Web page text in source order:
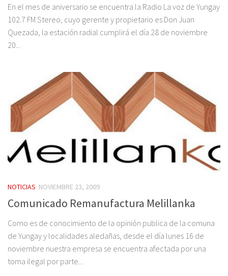
En el mes de aniversario se encuentra la Radio La voz de Yungay
102.7 FM Stereo, cuyo gerente y propietario es Don Juan
Quezada, la estación radial cumplirá el día 28 de noviembre
20...
NOTICIAS NOVIEMBRE 23, 2009
Comunicado Remanufactura Melillanka
Como es de conocimiento de la opinión publica de la comuna
de Yungay y localidades aledañas, desde el día lunes 16 de
noviembre nuestra empresa se encuentra afectada por una
toma ilegal por parte...